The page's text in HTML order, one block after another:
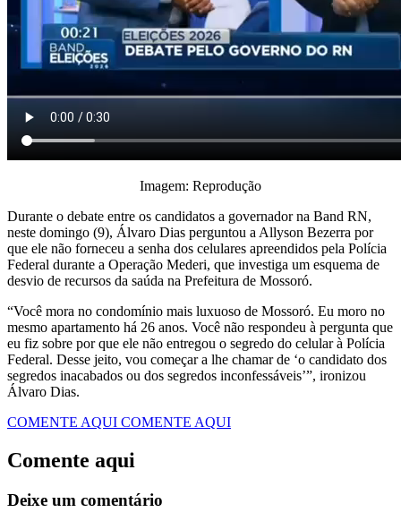
Imagem: Reprodução
Durante o debate entre os candidatos a governador na Band RN,
neste domingo (9), Álvaro Dias perguntou a Allyson Bezerra por
que ele não forneceu a senha dos celulares apreendidos pela Polícia
Federal durante a Operação Mederi, que investiga um esquema de
desvio de recursos da saúda na Prefeitura de Mossoró.
“Você mora no condomínio mais luxuoso de Mossoró. Eu moro no
mesmo apartamento há 26 anos. Você não respondeu à pergunta que
eu fiz sobre por que ele não entregou o segredo do celular à Polícia
Federal. Desse jeito, vou começar a lhe chamar de ‘o candidato dos
segredos inacabados ou dos segredos inconfessáveis’”, ironizou
Álvaro Dias.
COMENTE AQUI COMENTE AQUI
Comente aqui
Deixe um comentário